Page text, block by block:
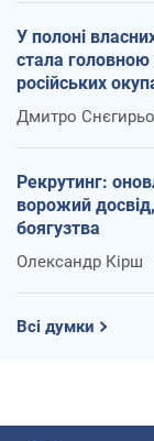
У полоні
стала головною
російських
Дмитро
Рекрутинг:
ворожий
боягузтва
Олександр Кірш
Всі думки